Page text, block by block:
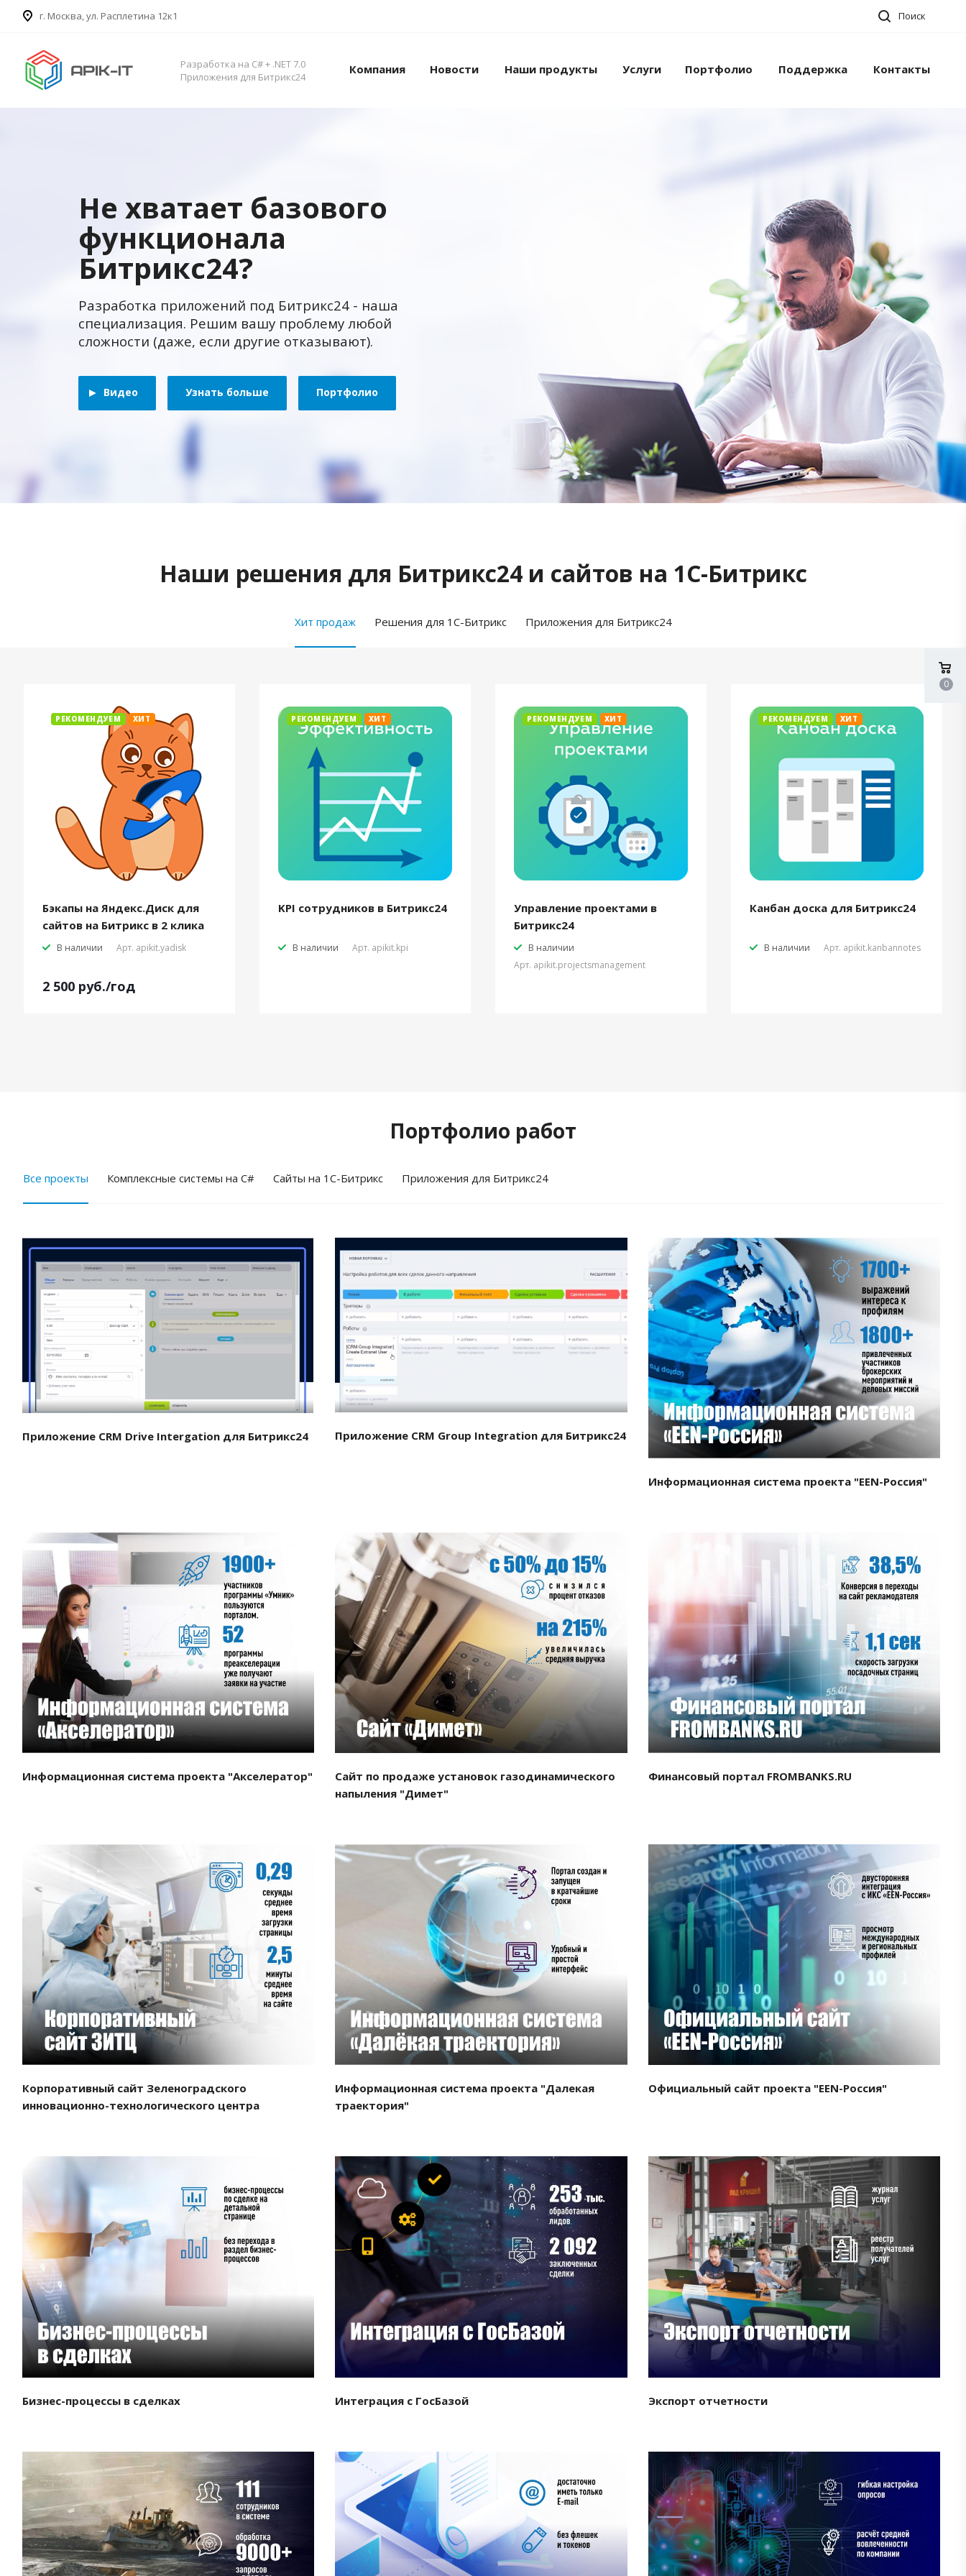
​г. Москва, ул. Расплетина 12к1 Поиск
Разработка на C# + .NET 7.0
Приложения для Битрикс24
Компания Новости Наши продукты Услуги Портфолио Поддержка Контакты
Не хватает базового
функционала
Битрикс24?
Разработка приложений под Битрикс24 - наша
специализация. Решим вашу проблему любой
сложности (даже, если другие отказывают).
Видео Узнать больше Портфолио
Наши решения для Битрикс24 и сайтов на 1С-Битрикс
Хит продаж Решения для 1С-Битрикс Приложения для Битрикс24
РЕКОМЕНДУЕМ ХИТ
Бэкапы на Яндекс.Диск для
сайтов на Битрикс в 2 клика
В наличии Арт. apikit.yadisk
2 500 руб./год
РЕКОМЕНДУЕМ ХИТ
KPI сотрудников в Битрикс24
В наличии Арт. apikit.kpi
РЕКОМЕНДУЕМ ХИТ
Управление проектами в
Битрикс24
В наличии
Арт. apikit.projectsmanagement
РЕКОМЕНДУЕМ ХИТ
Канбан доска для Битрикс24
В наличии Арт. apikit.kanbannotes
Портфолио работ
Все проекты Комплексные системы на C# Cайты на 1С-Битрикс Приложения для Битрикс24
Смотреть проект
Приложение CRM Drive Intergation для Битрикс24 Приложение CRM Group Integration для Битрикс24
Смотреть проект
Информационная система проекта "EEN-Россия"
Смотреть проект
Информационная система проекта "Акселератор"
Смотреть проект
Сайт по продаже установок газодинамического
напыления "Димет"
Смотреть проект
Финансовый портал FROMBANKS.RU
Смотреть проект
Корпоративный сайт Зеленоградского
инновационно-технологического центра
Смотреть проект
Информационная система проекта "Далекая
траектория"
Смотреть проект
Официальный сайт проекта "EEN-Россия"
Бизнес-процессы в сделках
Смотреть проект
Интеграция с ГосБазой
Смотреть проект
Экспорт отчетности
Смотреть проект Смотреть проект Смотреть проект
0